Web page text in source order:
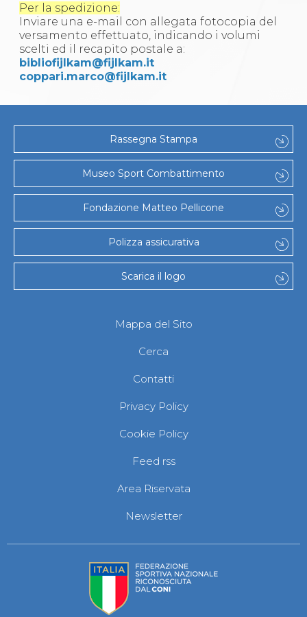
Sportello Fiscale
News
Modulistica
FAQ
Quesiti fiscali
Documenti
Per la spedizione:
Inviare una e-mail con allegata fotocopia del
versamento effettuato, indicando i volumi
scelti ed il recapito postale a:
bibliofijlkam@fijlkam.it
coppari.marco@fijlkam.it
Rassegna Stampa
Museo Sport Combattimento
Fondazione Matteo Pellicone
Polizza assicurativa
Scarica il logo
Mappa del Sito
Cerca
Contatti
Privacy Policy
Cookie Policy
Feed rss
Area Riservata
Newsletter